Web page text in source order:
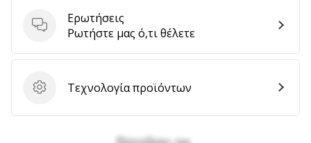
Ερωτήσεις
Ερωτήσεις
Ρωτήστε μας ό,τι θέλετε
Τεχνολογία προϊόντων
Τεχνολογία προϊόντων